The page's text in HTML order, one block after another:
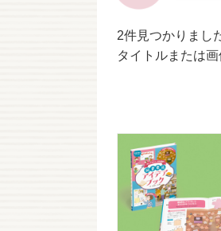
2件見つかりまし
タイトルまたは